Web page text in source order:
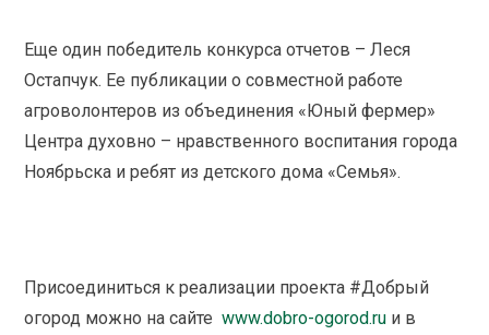
Еще один победитель конкурса отчетов – Леся
Остапчук. Ее публикации о совместной работе
агроволонтеров из объединения «Юный фермер»
Центра духовно – нравственного воспитания города
Ноябрьска и ребят из детского дома «Семья».
Присоединиться к реализации проекта #Добрый
огород можно на сайтеwww.dobro-ogorod.ru и в